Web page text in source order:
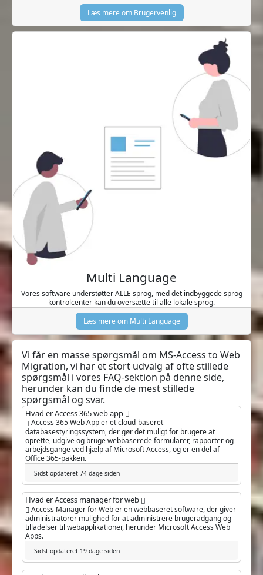
Læs mere om Brugervenlig
Multi Language
Vores software understøtter ALLE sprog, med det indbyggede sprog
kontrolcenter kan du oversætte til alle lokale sprog.
Læs mere om Multi Language
Vi får en masse spørgsmål om MS-Access to Web
Migration, vi har et stort udvalg af ofte stillede
spørgsmål i vores FAQ-sektion på denne side,
herunder kan du finde de mest stillede
spørgsmål og svar.
Hvad er Access 365 web app
Access 365 Web App er et cloud-baseret
databasestyringssystem, der gør det muligt for brugere at
oprette, udgive og bruge webbaserede formularer, rapporter og
arbejdsgange ved hjælp af Microsoft Access, og er en del af
Office 365-pakken.
Sidst opdateret 74 dage siden
Hvad er Access manager for web
Access Manager for Web er en webbaseret software, der giver
administratorer mulighed for at administrere brugeradgang og
tilladelser til webapplikationer, herunder Microsoft Access Web
Apps.
Sidst opdateret 19 dage siden